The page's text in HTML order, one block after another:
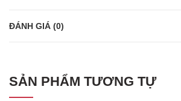
ĐÁNH GIÁ (0)
SẢN PHẨM TƯƠNG TỰ